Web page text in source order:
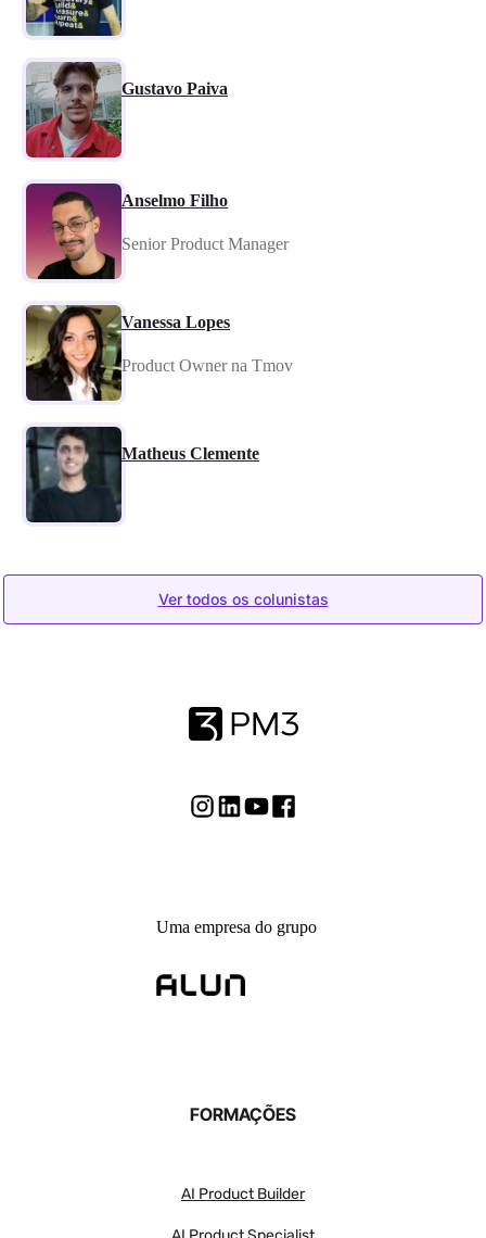
Gustavo Paiva
Anselmo Filho
Senior Product Manager
Vanessa Lopes
Product Owner na Tmov
Matheus Clemente
Ver todos os colunistas
Uma empresa do grupo
FORMAÇÕES
AI Product Builder